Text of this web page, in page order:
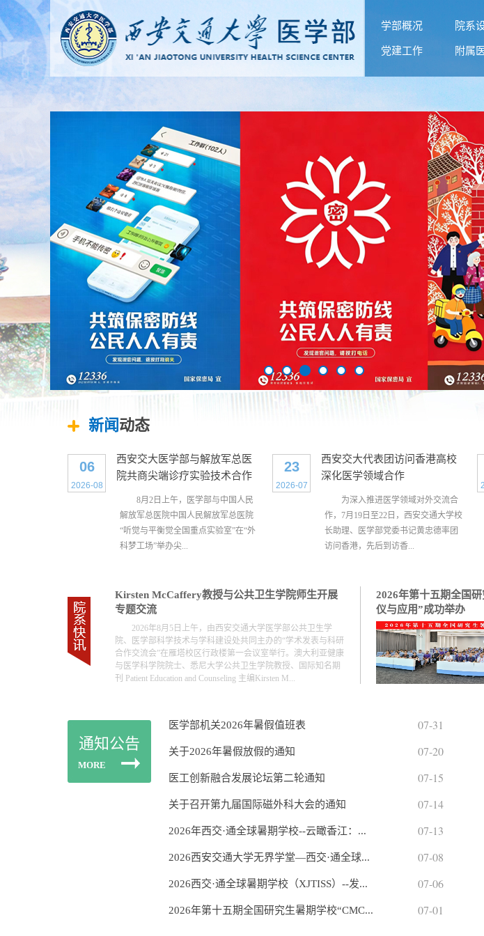
学部概况 院系
党建工作 附属
新闻动态
06
2026-08
西安交大医学部与解放军总医
院共商尖端诊疗实验技术合作
8月2日上午，医学部与中国人民
解放军总医院中国人民解放军总医院
“听觉与平衡觉全国重点实验室”在“外
科梦工场”举办尖...
23
2026-07
西安交大代表团访问香港高校
深化医学领域合作
为深入推进医学领域对外交流合
作，7月19日至22日，西安交通大学校
长助理、医学部党委书记黄忠德率团
访问香港，先后到访香...
Kirsten McCaffery教授与公共卫生学院师生开展
专题交流
2026年8月5日上午，由西安交通大学医学部公共卫生学
院、医学部科学技术与学科建设处共同主办的“学术发表与科研
合作交流会”在雁塔校区行政楼第一会议室举行。澳大利亚健康
与医学科学院院士、悉尼大学公共卫生学院教授、国际知名期
刊 Patient Education and Counseling 主编Kirsten M...
2026年第十五期全国
仪与应用”成功举办
通知公告
MORE
07-31
医学部机关2026年暑假值班表
07-20
关于2026年暑假放假的通知
07-15
医工创新融合发展论坛第二轮通知
07-14
关于召开第九届国际磁外科大会的通知
07-13
2026年西交·通全球暑期学校--云瞰香江：...
07-08
2026西安交通大学无界学堂—西交·通全球...
07-06
2026西交·通全球暑期学校（XJTISS）--发...
07-01
2026年第十五期全国研究生暑期学校“CMC...